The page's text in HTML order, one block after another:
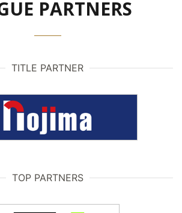
PARTNERS
TITLE PARTNER
TOP PARTNERS